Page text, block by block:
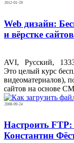
2012-01-19
Web дизайн:
и вёрстке
AVI, Русский,
Это целый курс
видеоматериалов),
сайтов на основе
2008-09-24
Настроить
Константин